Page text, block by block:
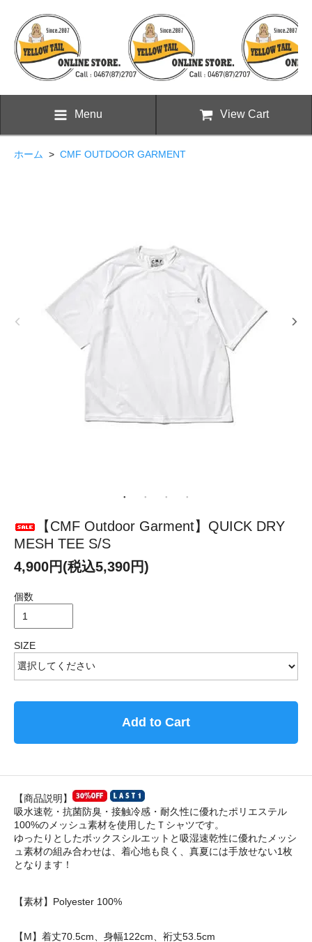
Menu View Cart
ホーム > CMF OUTDOOR GARMENT
【CMF Outdoor Garment】QUICK DRY
MESH TEE S/S
4,900円(税込5,390円)
個数
SIZE
Add to Cart
【商品説明】
吸水速乾・抗菌防臭・接触冷感・耐久性に優れたポリエステル
100%のメッシュ素材を使用したＴシャツです。
ゆったりとしたボックスシルエットと吸湿速乾性に優れたメッシ
ュ素材の組み合わせは、着心地も良く、真夏には手放せない1枚
となります！
【素材】Polyester 100%
【M】着丈70.5cm、身幅122cm、裄丈53.5cm